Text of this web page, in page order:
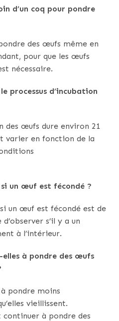
d’un coq pour pondre
des œufs même en
pour que les œufs
nécessaire.
processus d’incubation
des œufs dure environ 21
varier en fonction de la
un œuf est fécondé ?
un œuf est fécondé est de
s’il y a un
à l’intérieur.
elles à pondre des œufs
pondre moins
vieillissent.
continuer à pondre des